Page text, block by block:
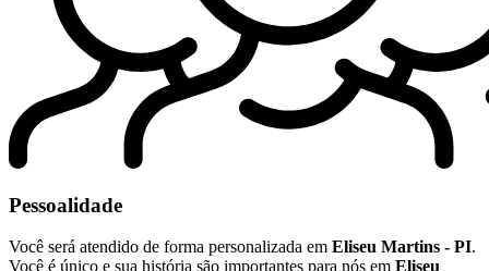
Pessoalidade
Você será atendido de forma personalizada em Eliseu Martins - PI.
Você é único e sua história são importantes para nós em Eliseu